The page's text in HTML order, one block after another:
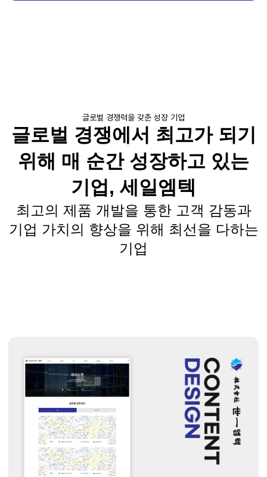
글로벌 경쟁력을 갖춘 성장 기업
글로벌 경쟁에서 최고가 되기
위해 매 순간 성장하고 있는
기업, 세일엠텍
최고의 제품 개발을 통한 고객 감동과
기업 가치의 향상을 위해 최선을 다하는
기업